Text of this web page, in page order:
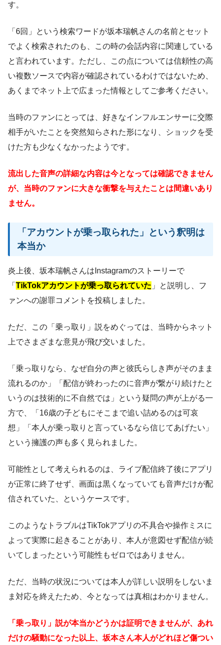
す。
「6回」という検索ワードが坂本瑞帆さんの名前とセット
でよく検索されたのも、この時の会話内容に関連している
と言われています。ただし、この点については信頼性の高
い複数ソースで内容が確認されているわけではないため、
あくまでネット上で広まった情報としてご参考ください。
当時のファンにとっては、好きなインフルエンサーに交際
相手がいたことを突然知らされた形になり、ショックを受
けた方も少なくなかったようです。
流出した音声の詳細な内容は今となっては確認できません
が、当時のファンに大きな衝撃を与えたことは間違いあり
ません。
「アカウントが乗っ取られた」という釈明は
本当か
炎上後、坂本瑞帆さんはInstagramのストーリーで
「 TikTokアカウントが乗っ取られていた 」と説明し、フ
ァンへの謝罪コメントを投稿しました。
ただ、この「乗っ取り」説をめぐっては、当時からネット
上でさまざまな意見が飛び交いました。
「乗っ取りなら、なぜ自分の声と彼氏らしき声がそのまま
流れるのか」「配信が終わったのに音声が繋がり続けたと
いうのは技術的に不自然では」という疑問の声が上がる一
方で、「16歳の子どもにそこまで追い詰めるのは可哀
想」「本人が乗っ取りと言っているなら信じてあげたい」
という擁護の声も多く見られました。
可能性として考えられるのは、ライブ配信終了後にアプリ
が正常に終了せず、画面は黒くなっていても音声だけが配
信されていた、というケースです。
このようなトラブルはTikTokアプリの不具合や操作ミスに
よって実際に起きることがあり、本人が意図せず配信が続
いてしまったという可能性もゼロではありません。
ただ、当時の状況については本人が詳しい説明をしないま
ま対応を終えたため、今となっては真相はわかりません。
「乗っ取り」説が本当かどうかは証明できませんが、あれ
だけの騒動になった以上、坂本さん本人がどれほど傷つい